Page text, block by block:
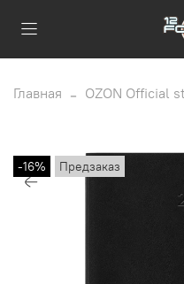
Главная OZON Official
-16% Предзаказ